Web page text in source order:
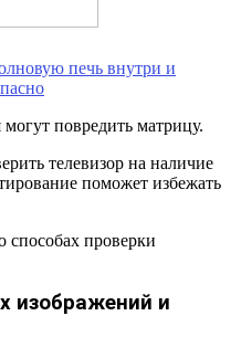
печь внутри и
повредить матрицу.
телевизор на наличие
поможет избежать
способах проверки
изображений и